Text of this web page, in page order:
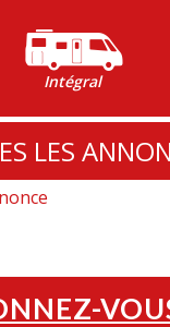
Intégral
LES